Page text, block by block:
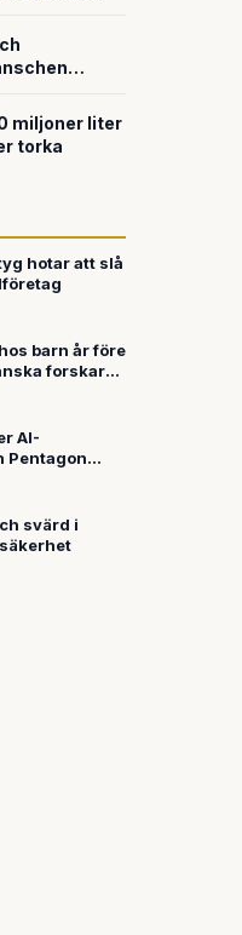
miljoner liter
torka
hotar att slå
barn år före
forskare
AI-
Pentagon
svärd i